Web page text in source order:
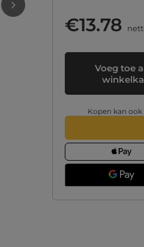
€13.78
Voeg toe
Kopen kan ook